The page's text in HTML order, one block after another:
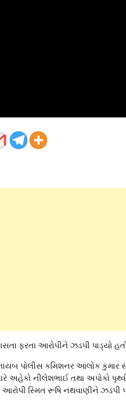
ફરતા આરોપીને ઝડપી પાડ્યો
પોલીસ કમિશનર આલોક
નીલેશભાઈ તથા અપોકો
સ્મિત રૂષિ નથવાણીને ઝડપી